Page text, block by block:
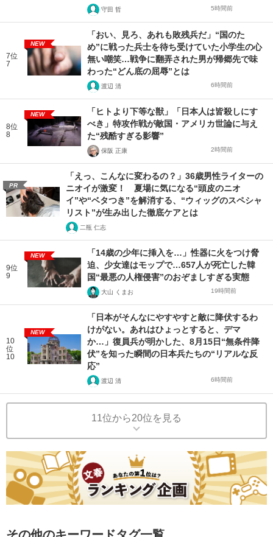
守田 哲 5時間前
7位
7
NEW
「おい、見ろ、あれも敗残兵だ」“国のた
め”に戦った兵士を待ち受けていた小学生の心
無い嘲笑…戦争に翻弄された男が帰郷先で味
わった“どん底の屈辱”とは
渡辺 清 6時間前
8位
8
NEW
「ヒトより下等な獣」「日本人は皆殺しにす
べき」特攻作戦が敵国・アメリカ世論に与え
た“残酷すぎる影響”
保阪 正康 2時間前
PR
「えっ、こんなに変わるの？」36歳男性ライターの
ニオイが激変！ 夏場に気になる“頭皮のニオ
イ”や“ベタつき”を解消する、“ウィッグのスペシャ
リスト”が生み出した徹底ケアとは
二瓶 仁志
9位
9
NEW
「14歳の少年に挿入を…」性器に火をつけ脅
迫、少女達はモップで…657人が死亡した韓
国“最悪の人権侵害”のおぞましすぎる実態
大山 くまお 19時間前
10
位
10
NEW
「日本がそんなにやすやすと敵に降伏するわ
けがない。あれはひょっとすると、デマ
か…」復員兵が明かした、8月15日“無条件降
伏”を知った瞬間の日本兵たちの“リアルな反
応”
渡辺 清 6時間前
11位から20位を見る